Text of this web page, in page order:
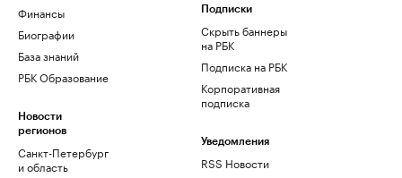
Финансы
Биографии
База знаний
РБК Образование
Новости
регионов
Санкт-Петербург
и область
Подписки
Скрыть баннеры
на РБК
Подписка на РБК
Корпоративная
подписка
Уведомления
RSS Новости